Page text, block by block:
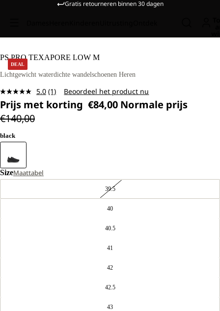
Gratis retourneren binnen 30 dagen
DEAL
PS PRO TEXAPORE LOW M
Lichtgewicht waterdichte wandelschoenen Heren
5.0 Lees
1
beoordeling.
(1) Beoordeel het product nu
Prijs met korting €84,00 Normale prijs
€140,00
black
SizeMaattabel
39.5
40
40.5
41
42
42.5
43